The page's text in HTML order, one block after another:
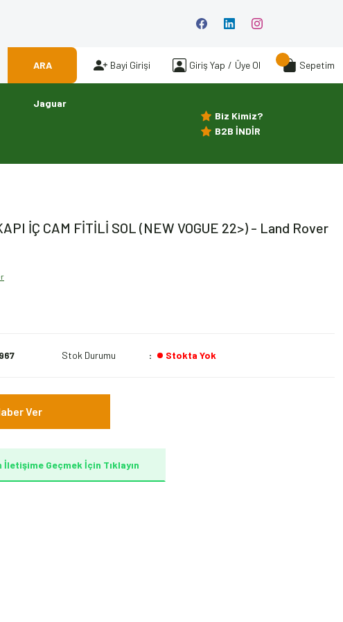
ARA Bayi Girişi Giriş Yap / Üye Ol Sepetim
Jaguar
Biz Kimiz?
B2B İNDİR
İÇ CAM FİTİLİ SOL (NEW VOGUE 22>) - Land Rover
Stok Durumu Stokta Yok
Ver
Geçmek İçin Tıklayın